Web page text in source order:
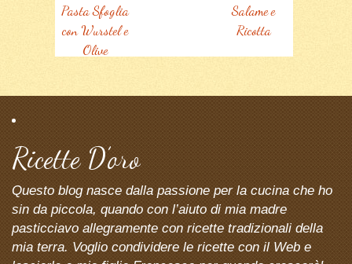
Salame e
Ricotta
Pasta Sfoglia
con Wurstel e
Olive
Ricette D’oro
Questo blog nasce dalla passione per la cucina che ho
sin da piccola, quando con l’aiuto di mia madre
pasticciavo allegramente con ricette tradizionali della
mia terra. Voglio condividere le ricette con il Web e